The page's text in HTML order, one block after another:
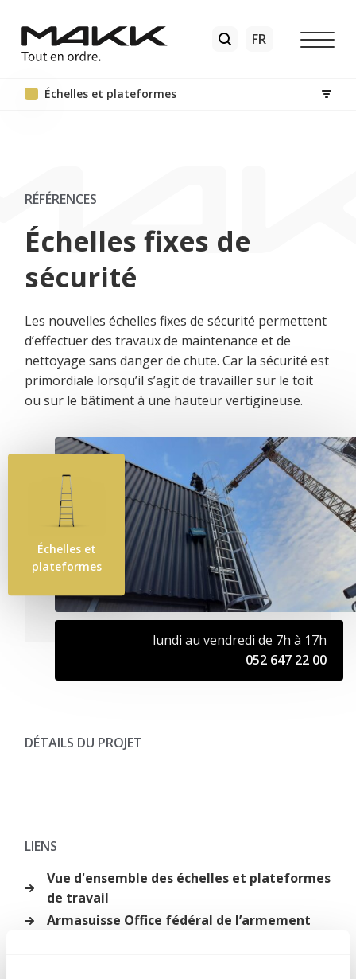
Échelles et plateformes
RÉFÉRENCES
Échelles fixes de
sécurité
Les nouvelles échelles fixes de sécurité permettent
d’effectuer des travaux de maintenance et de
nettoyage sans danger de chute. Car la sécurité est
primordiale lorsqu’il s’agit de travailler sur le toit
ou sur le bâtiment à une hauteur vertigineuse.
Échelles et
plateformes
lundi au vendredi de 7h à 17h
052 647 22 00
DÉTAILS DU PROJET
LIENS
Vue d'ensemble des échelles et plateformes
de travail
Armasuisse Office fédéral de l’armement